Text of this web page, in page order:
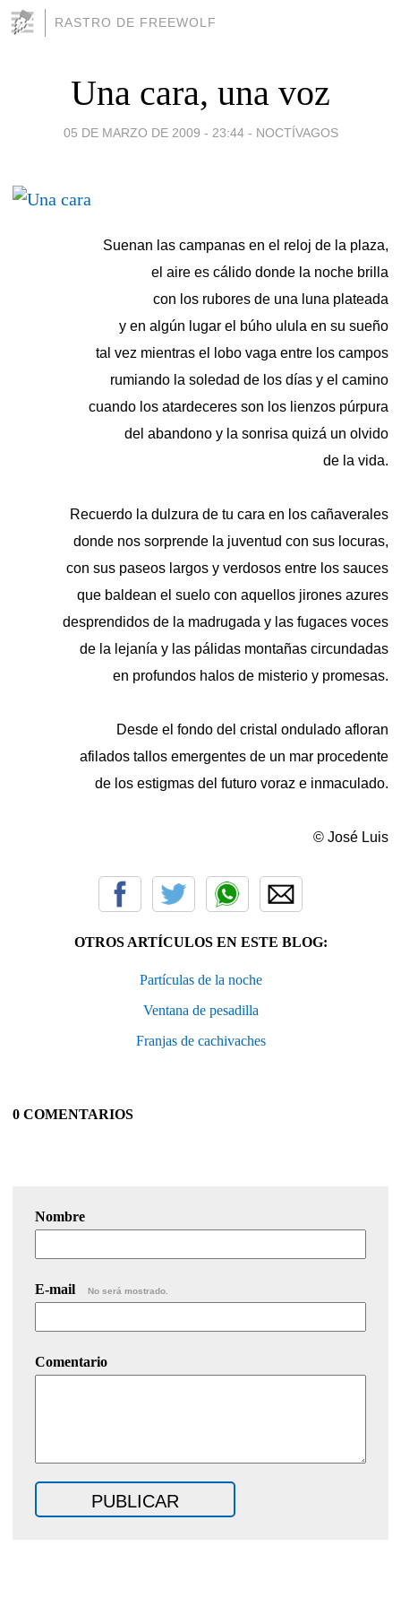
RASTRO DE FREEWOLF
Una cara, una voz
05 DE MARZO DE 2009 - 23:44 - NOCTÍVAGOS
Suenan las campanas en el reloj de la plaza,
el aire es cálido donde la noche brilla
con los rubores de una luna plateada
y en algún lugar el búho ulula en su sueño
tal vez mientras el lobo vaga entre los campos
rumiando la soledad de los días y el camino
cuando los atardeceres son los lienzos púrpura
del abandono y la sonrisa quizá un olvido
de la vida.
Recuerdo la dulzura de tu cara en los cañaverales
donde nos sorprende la juventud con sus locuras,
con sus paseos largos y verdosos entre los sauces
que baldean el suelo con aquellos jirones azures
desprendidos de la madrugada y las fugaces voces
de la lejanía y las pálidas montañas circundadas
en profundos halos de misterio y promesas.
Desde el fondo del cristal ondulado afloran
afilados tallos emergentes de un mar procedente
de los estigmas del futuro voraz e inmaculado.
© José Luis
OTROS ARTÍCULOS EN ESTE BLOG:
Partículas de la noche
Ventana de pesadilla
Franjas de cachivaches
0 COMENTARIOS
Nombre
E-mail No será mostrado.
Comentario